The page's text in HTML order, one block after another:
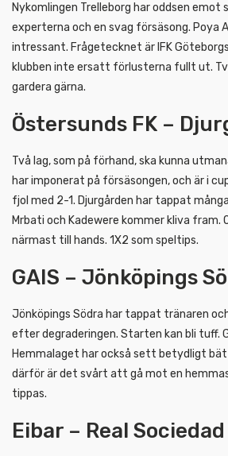
Nykomlingen Trelleborg har oddsen
experterna och en svag försäsong. Poya
intressant. Frågetecknet är IFK
klubben inte ersatt förlusterna fullt ut.
gardera gärna.
Östersunds FK –
Två lag, som på förhand, ska kunna
har imponerat på försäsongen, och är i
fjol med 2-1. Djurgården har tappat
Mrbati och Kadewere kommer kliva fram.
närmast till hands. 1X2 som speltips.
GAIS – Jönköpings
Jönköpings Södra har tappat tränaren
efter degraderingen. Starten kan bli tuff.
Hemmalaget har också sett betydligt
därför är det svårt att gå mot en
tippas.
Eibar – Real Sociedad